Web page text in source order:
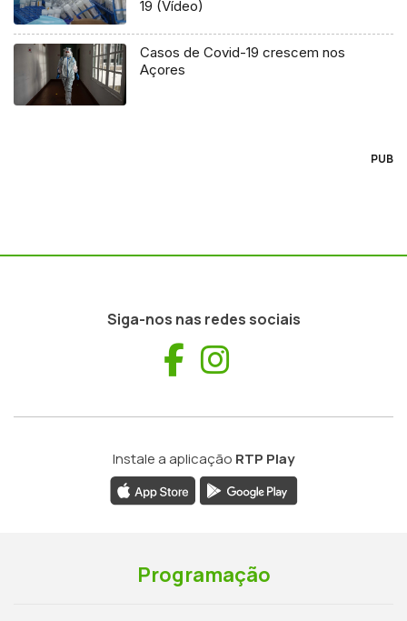
19 (Vídeo)
Casos de Covid-19 crescem nos
Açores
PUB
Siga-nos nas redes sociais
Facebook
Instale a aplicação RTP Play
Programação